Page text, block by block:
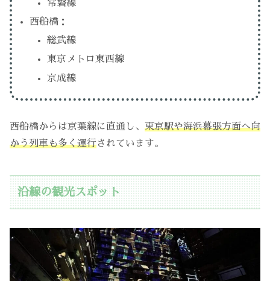
常磐線
西船橋：
総武線
東京メトロ東西線
京成線
西船橋からは京葉線に直通し、 東京駅や海浜幕張方面へ向
かう列車も多く運行されています。
沿線の観光スポット